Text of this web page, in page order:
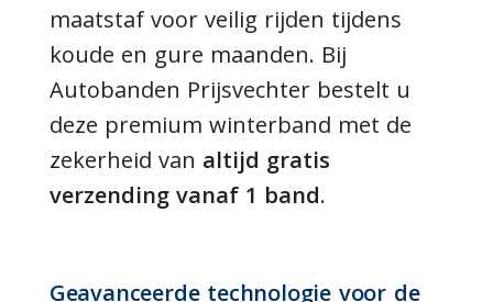
maatstaf voor veilig rijden tijdens
koude en gure maanden. Bij
Autobanden Prijsvechter bestelt u
deze premium winterband met de
zekerheid van altijd gratis
verzending vanaf 1 band.
Geavanceerde technologie voor de